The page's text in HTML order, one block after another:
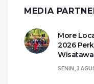
MEDIA
More
2026
SENIN, 3